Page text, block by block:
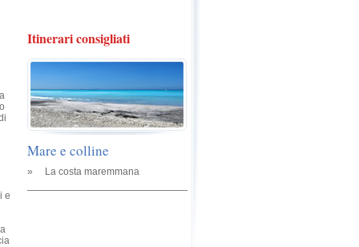
e
Itinerari consigliati
Mare e colline
» La costa maremmana